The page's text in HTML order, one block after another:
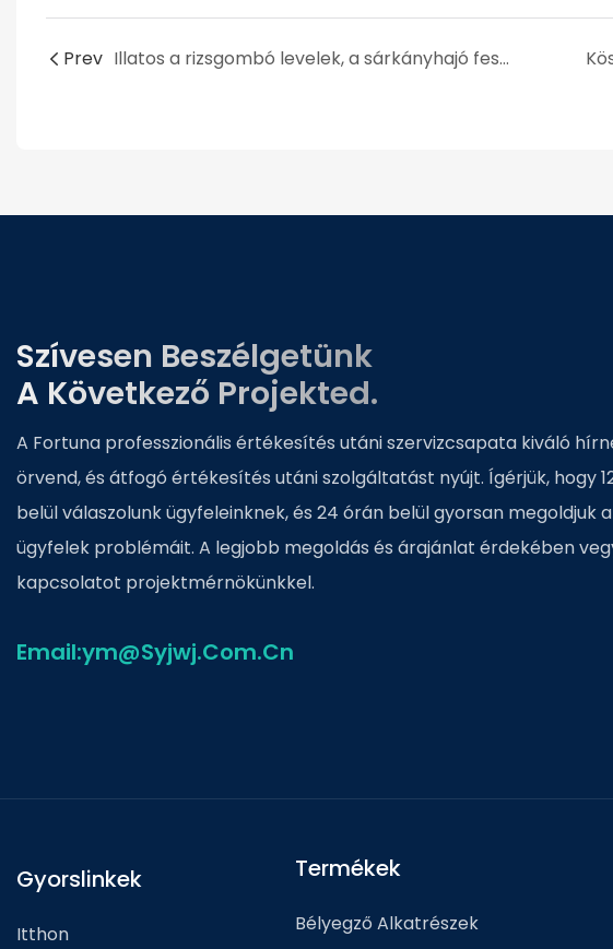
Prev Illatos a rizsgombó levelek, a sárkányhajó fesztivál érzése erős
Szívesen Beszélgetünk
A Következő Projekted.
A Fortuna professzionális értékesítés utáni szervizcsapata kiváló
örvend, és átfogó értékesítés utáni szolgáltatást nyújt. Ígérjük, hogy
belül válaszolunk ügyfeleinknek, és 24 órán belül gyorsan megoldjuk
ügyfelek problémáit. A legjobb megoldás és árajánlat érdekében
kapcsolatot projektmérnökünkkel.
Email:ym@Syjwj.Com.Cn
Gyorslinkek
Itthon
Termékek
Bélyegző Alkatrészek